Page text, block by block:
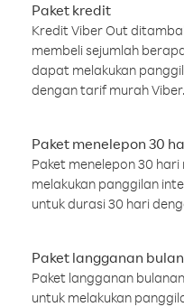
Paket kredit
Kredit Viber Out
membeli sejumlah
dapat melakukan
dengan tarif murah Viber.
Paket menelepon 30
Paket menelepon 30
melakukan panggilan
untuk durasi 30 hari
Paket langganan
Paket langganan
untuk melakukan